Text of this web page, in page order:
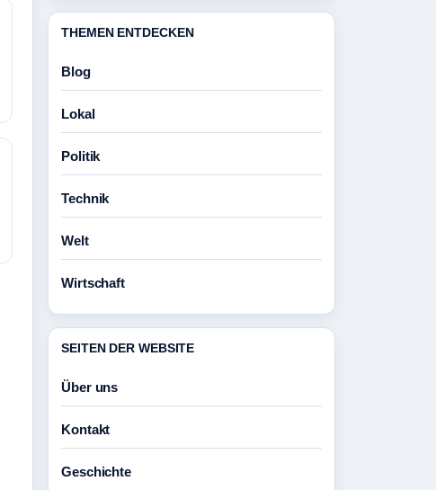
THEMEN ENTDECKEN
Blog
Lokal
Politik
Technik
Welt
Wirtschaft
SEITEN DER WEBSITE
Über uns
Kontakt
Geschichte